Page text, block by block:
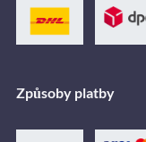
Způsoby platby